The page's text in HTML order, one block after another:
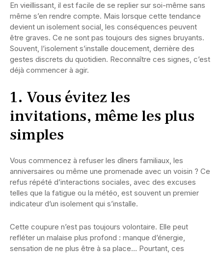
En vieillissant, il est facile de se replier sur soi-même sans
même s’en rendre compte. Mais lorsque cette tendance
devient un isolement social, les conséquences peuvent
être graves. Ce ne sont pas toujours des signes bruyants.
Souvent, l’isolement s’installe doucement, derrière des
gestes discrets du quotidien. Reconnaître ces signes, c’est
déjà commencer à agir.
1. Vous évitez les
invitations, même les plus
simples
Vous commencez à refuser les dîners familiaux, les
anniversaires ou même une promenade avec un voisin ? Ce
refus répété d’interactions sociales, avec des excuses
telles que la fatigue ou la météo, est souvent un premier
indicateur d’un isolement qui s’installe.
Cette coupure n’est pas toujours volontaire. Elle peut
refléter un malaise plus profond : manque d’énergie,
sensation de ne plus être à sa place… Pourtant, ces